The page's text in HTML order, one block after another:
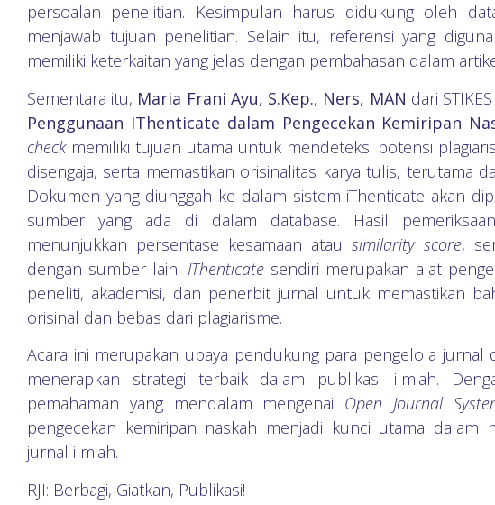
persoalan penelitian. Kesimpulan harus didukung oleh
menjawab tujuan penelitian. Selain itu, referensi yang
memiliki keterkaitan yang jelas dengan pembahasan dalam
Sementara itu, Maria Frani Ayu, S.Kep., Ners, MAN dari
Penggunaan IThenticate dalam Pengecekan Kemiripan
checkmemiliki tujuan utama untuk mendeteksi potensi
disengaja, serta memastikan orisinalitas karya tulis, terutama
Dokumen yang diunggah ke dalam sistem iThenticate akan
sumber yang ada di dalam database. Hasil
menunjukkan persentase kesamaan atau similarity score,
dengan sumber lain. IThenticatesendiri merupakan alat
peneliti, akademisi, dan penerbit jurnal untuk memastikan
orisinal dan bebas dari plagiarisme.
Acara ini merupakan upaya pendukung para pengelola jurnal
menerapkan strategi terbaik dalam publikasi ilmiah.
pemahaman yang mendalam mengenai Open Journal
pengecekan kemiripan naskah menjadi kunci utama dalam
jurnal ilmiah.
RJI: Berbagi, Giatkan, Publikasi!